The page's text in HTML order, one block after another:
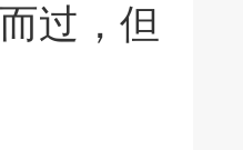
过，但